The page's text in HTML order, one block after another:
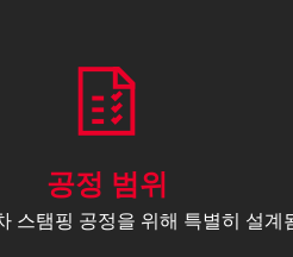
공정 범위
스탬핑 공정을 위해 특별히 설계